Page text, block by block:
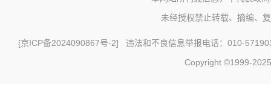
未经授权禁止转载、摘编、
[京ICP备2024090867号-2] 违法和不良信息举报电话：010-
Copyright ©1999-